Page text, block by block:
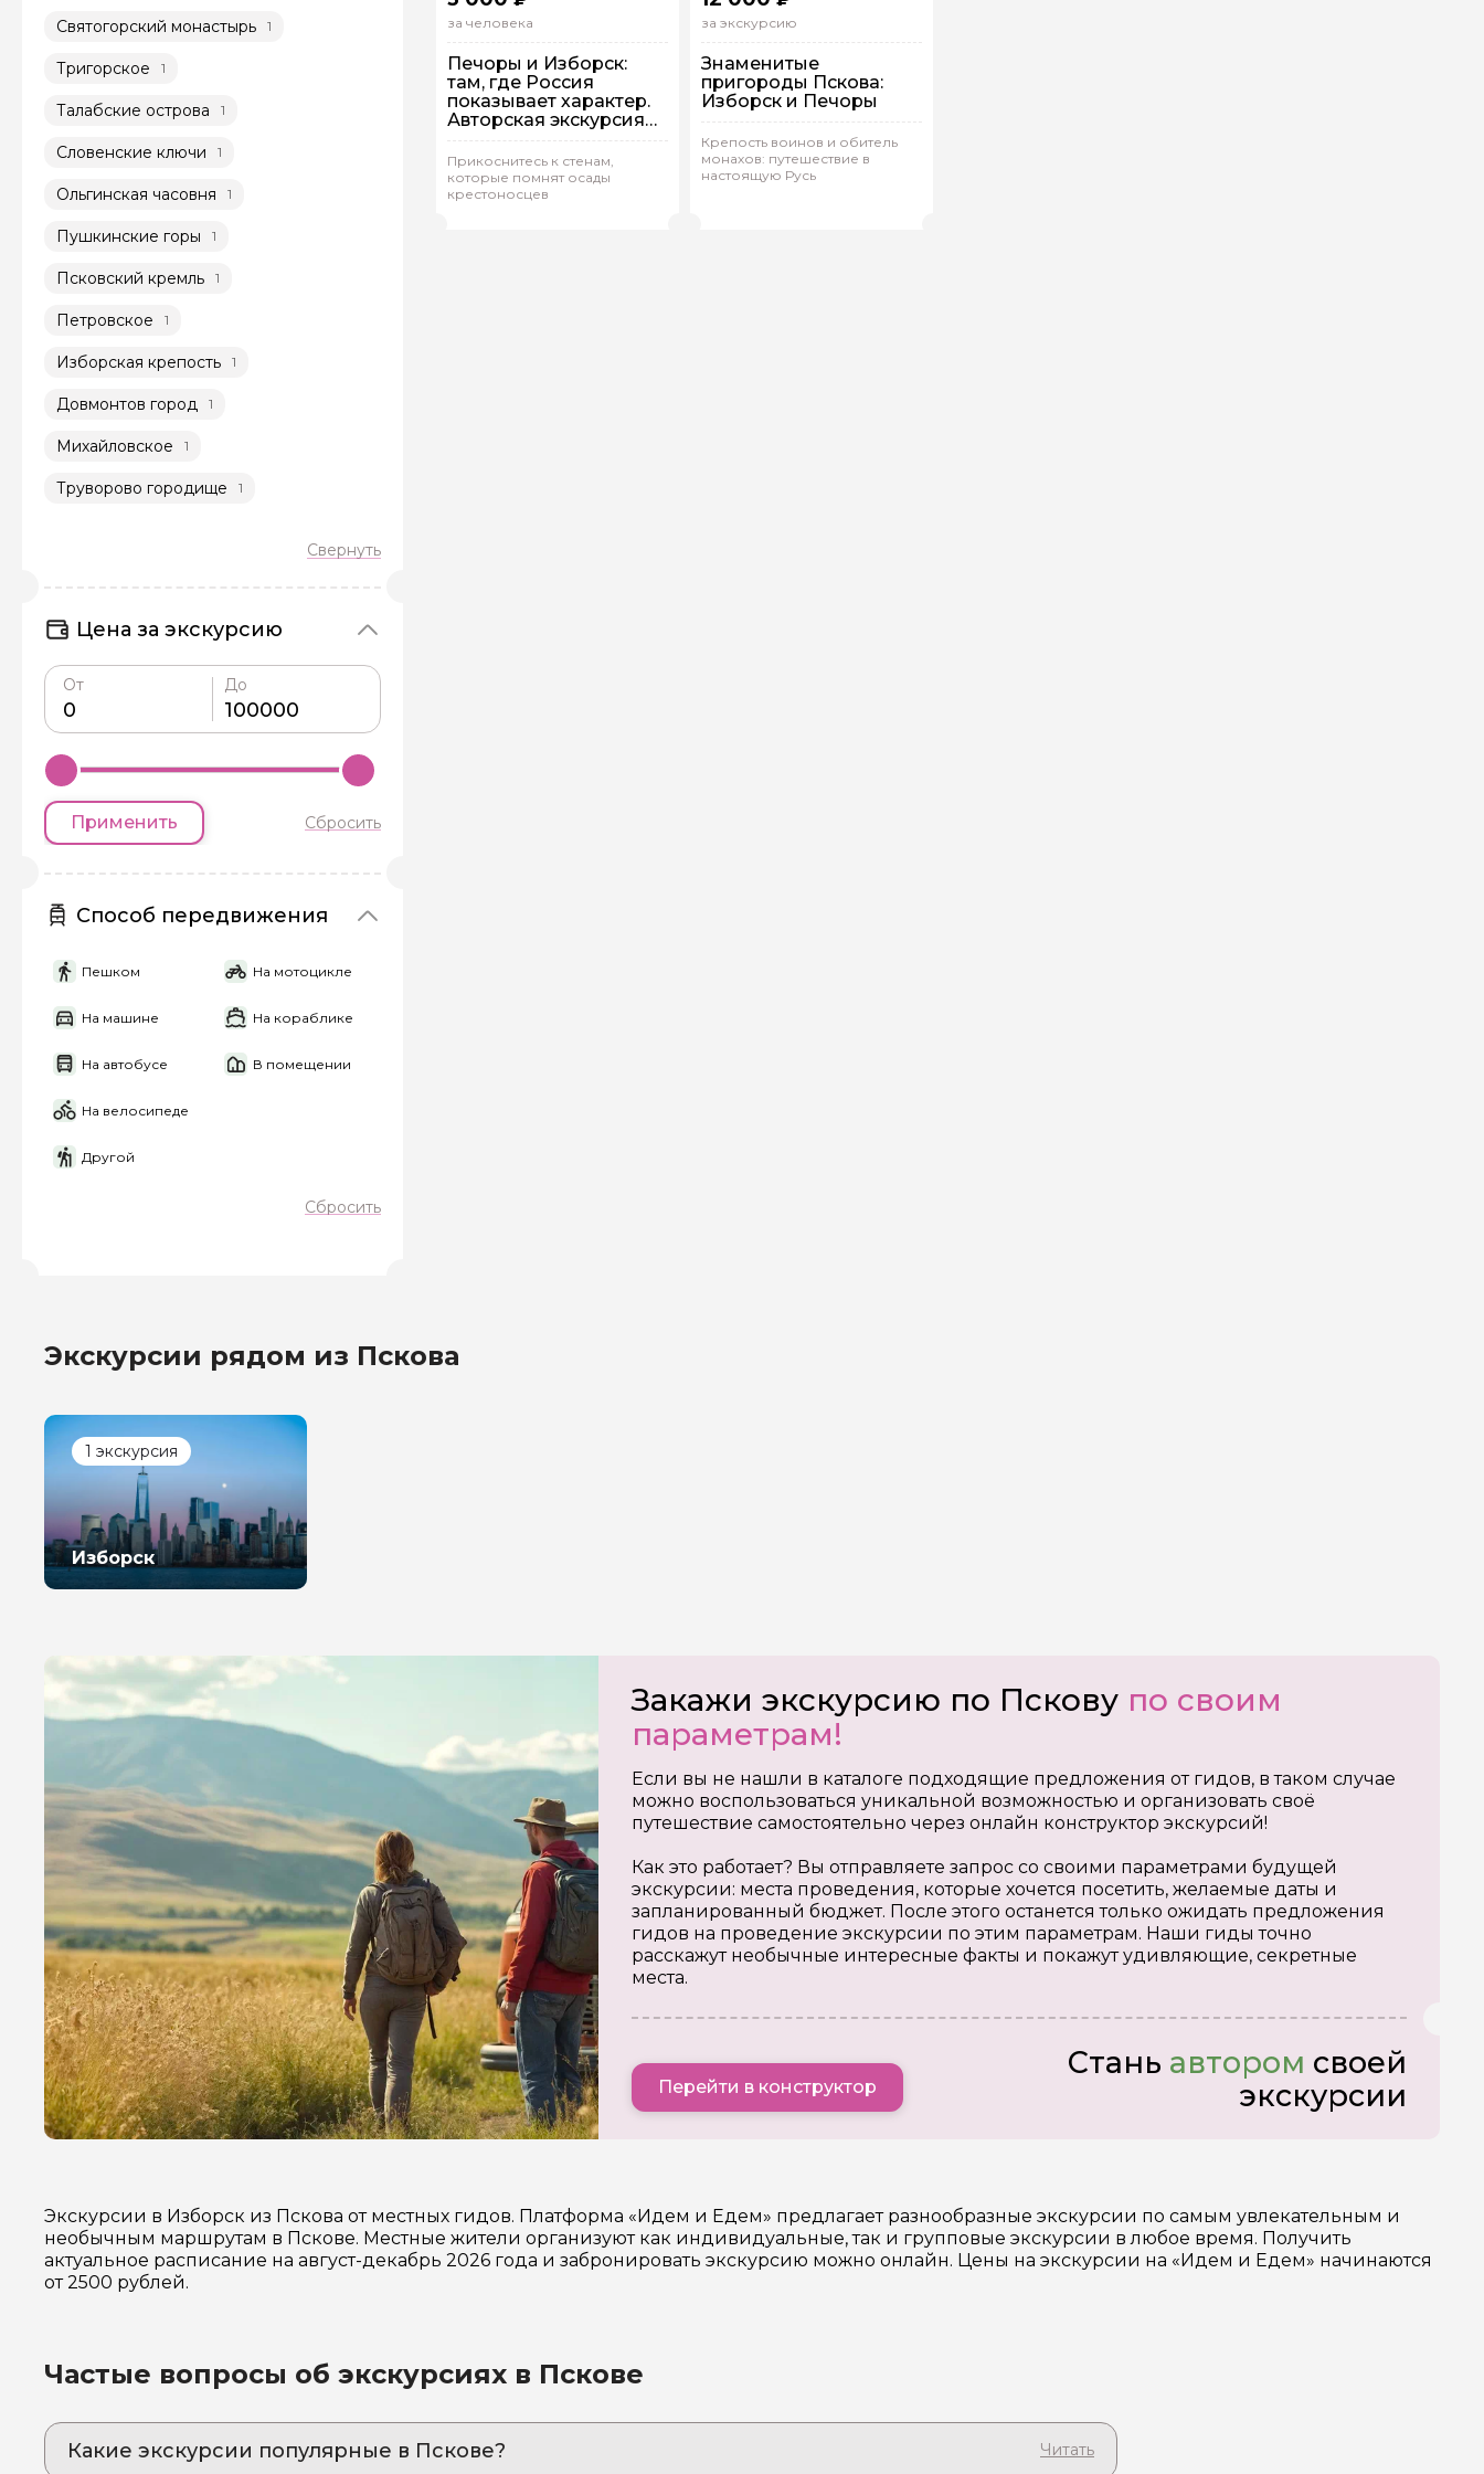
Святогорский монастырь 1
Тригорское 1
Талабские острова 1
Словенские ключи 1
Ольгинская часовня 1
Пушкинские горы 1
Псковский кремль 1
Петровское 1
Изборская крепость 1
Довмонтов город 1
Михайловское 1
Труворово городище 1
Цена за экскурсию
От До
Применить Сбросить
Способ передвижения
Пешком На мотоцикле
На машине На кораблике
На автобусе В помещении
На велосипеде
Другой
Сбросить
за человека
Печоры и Изборск:
там, где Россия
показывает характер.
Авторская экскурсия
из Пскова
Прикоснитесь к стенам,
которые помнят осады
крестоносцев
Мария.Р 780
Групповая На автобусе
за экскурсию
Знаменитые
пригороды Пскова:
Изборск и Печоры
Крепость воинов и обитель
монахов: путешествие в
настоящую Русь
Индивидуальная
На машине
Экскурсии рядом из Пскова
1 экскурсия
Изборск
Закажи экскурсию по Пскову по своим
параметрам!
Если вы не нашли в каталоге подходящие предложения от гидов, в таком случае
можно воспользоваться уникальной возможностью и организовать своё
путешествие самостоятельно через онлайн конструктор экскурсий!
Как это работает? Вы отправляете запрос со своими параметрами будущей
экскурсии: места проведения, которые хочется посетить, желаемые даты и
запланированный бюджет. После этого останется только ожидать предложения
гидов на проведение экскурсии по этим параметрам. Наши гиды точно
расскажут необычные интересные факты и покажут удивляющие, секретные
места.
Перейти в конструктор
Стань автором своей
экскурсии
Экскурсии в Изборск из Пскова от местных гидов. Платформа «Идем и Едем» предлагает разнообразные экскурсии по самым увлекательным и
необычным маршрутам в Пскове. Местные жители организуют как индивидуальные, так и групповые экскурсии в любое время. Получить
актуальное расписание на август-декабрь 2026 года и забронировать экскурсию можно онлайн. Цены на экскурсии на «Идем и Едем» начинаются
от 2500 рублей.
Частые вопросы об экскурсиях в Пскове
Какие экскурсии популярные в Пскове?
Задайте свой вопрос гиду
Как вас зовут
Вопросы и комментарии
Если у вас есть интересующие вопросы, можете их задать
Я даю своё согласие на обработку